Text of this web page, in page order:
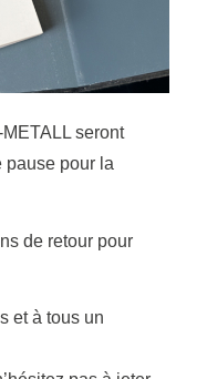
seront
pause pour la
de retour pour
et à tous un